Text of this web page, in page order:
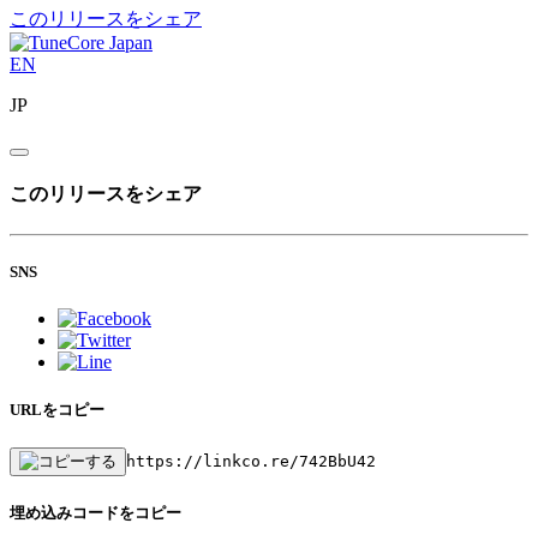
このリリースをシェア
EN
JP
このリリースをシェア
SNS
URLをコピー
https://linkco.re/742BbU42
埋め込みコードをコピー